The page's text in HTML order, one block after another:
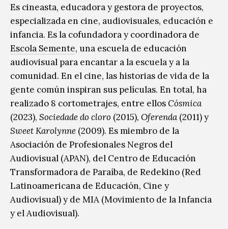
Es cineasta, educadora y gestora de proyectos,
especializada en cine, audiovisuales, educación e
infancia. Es la cofundadora y coordinadora de
Escola Semente, una escuela de educación
audiovisual para encantar a la escuela y a la
comunidad. En el cine, las historias de vida de la
gente común inspiran sus películas. En total, ha
realizado 8 cortometrajes, entre ellosCósmica
(2023), Sociedade do cloro (2015), Oferenda (2011) y
Sweet Karolynne (2009). Es miembro de la
Asociación de Profesionales Negros del
Audiovisual (APAN), del Centro de Educación
Transformadora de Paraíba, de Redekino (Red
Latinoamericana de Educación, Cine y
Audiovisual) y de MIA (Movimiento de la Infancia
y el Audiovisual).